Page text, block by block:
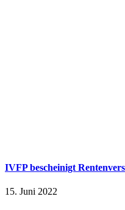
IVFP bescheinigt
15. Juni 2022